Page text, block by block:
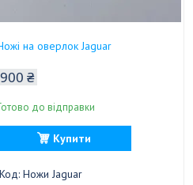
на оверлок Jaguar
900 ₴
до відправки
Купити
Ножи Jaguar